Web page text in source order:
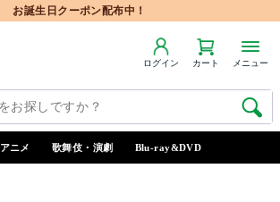
お誕生日クーポン配布中！
ログイン カート メニュー
アニメ 歌舞伎・演劇 Blu-ray&DVD